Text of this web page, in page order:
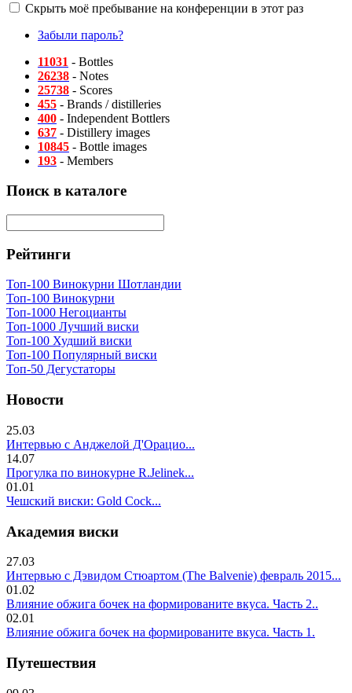
Скрыть моё пребывание на конференции в этот раз
Забыли пароль?
11031 - Bottles
26238 - Notes
25738 - Scores
455 - Brands / distilleries
400 - Independent Bottlers
637 - Distillery images
10845 - Bottle images
193 - Members
Поиск в каталоге
Рейтинги
Топ-100 Винокурни Шотландии
Топ-100 Винокурни
Топ-1000 Негоцианты
Топ-1000 Лучший виски
Топ-100 Худший виски
Топ-100 Популярный виски
Топ-50 Дегустаторы
Новости
25.03
Интервью с Анджелой Д'Орацио...
14.07
Прогулка по винокурне R.Jelinek...
01.01
Чешский виски: Gold Cock...
Академия виски
27.03
Интервью с Дэвидом Стюартом (The Balvenie) февраль 2015...
01.02
Влияние обжига бочек на формированите вкуса. Часть 2..
02.01
Влияние обжига бочек на формированите вкуса. Часть 1.
Путешествия